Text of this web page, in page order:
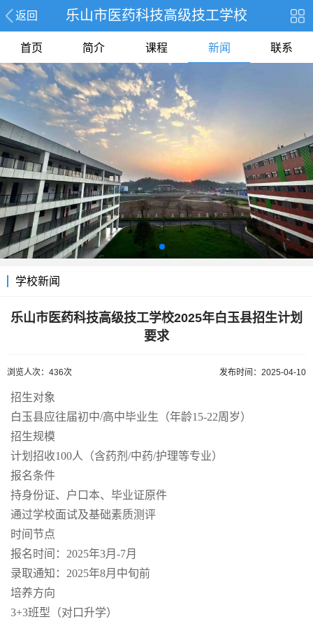
返回 乐山市医药科技高级技工学校
首页 简介 课程 新闻 联系
学校新闻
乐山市医药科技高级技工学校2025年白玉县招生计划
要求
浏览人次：436次 发布时间：2025-04-10
招生对象
白玉县应往届初中/高中毕业生（年龄15-22周岁）
招生规模
计划招收100人（含药剂/中药/护理等专业）
报名条件
持身份证、户口本、毕业证原件
通过学校面试及基础素质测评
时间节点
报名时间：2025年3月-7月
录取通知：2025年8月中旬前
培养方向
3+3班型（对口升学）